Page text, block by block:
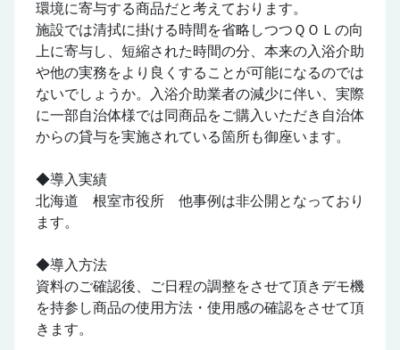
環境に寄与する商品だと考えております。
施設では清拭に掛ける時間を省略しつつＱＯＬの向
上に寄与し、短縮された時間の分、本来の入浴介助
や他の実務をより良くすることが可能になるのでは
ないでしょうか。入浴介助業者の減少に伴い、実際
に一部自治体様では同商品をご購入いただき自治体
からの貸与を実施されている箇所も御座います。
◆導入実績
北海道 根室市役所 他事例は非公開となっており
ます。
◆導入方法
資料のご確認後、ご日程の調整をさせて頂きデモ機
を持参し商品の使用方法・使用感の確認をさせて頂
きます。